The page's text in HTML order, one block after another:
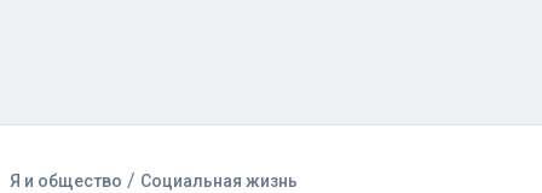
Я и общество / Социальная жизнь